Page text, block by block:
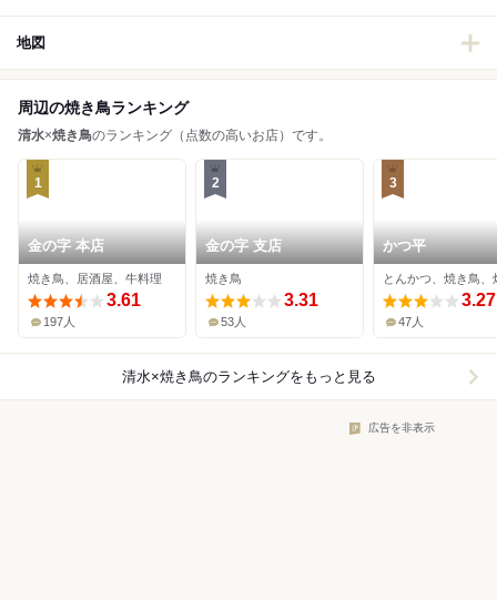
地図
周辺の焼き鳥ランキング
清水×焼き鳥のランキング（点数の高いお店）です。
1
金の字 本店
焼き鳥、居酒屋、牛料理
3.61
197人
2
金の字 支店
焼き鳥
3.31
53人
3
かつ平
3.27
47人
清水×焼き鳥のランキングをもっと見る
広告を非表示